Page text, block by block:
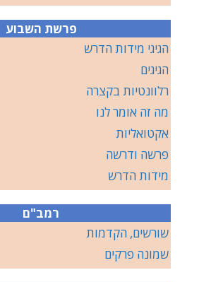
פרשת השבוע
הגיגי מידות הדרש
הגיגים
רלוונטיות בקצרה
מה זה אומר לנו
אקטואליות
פרשה ודרשה
מידות הדרש
רמב"ם
שורשים, הקדמות
שמונה פרקים